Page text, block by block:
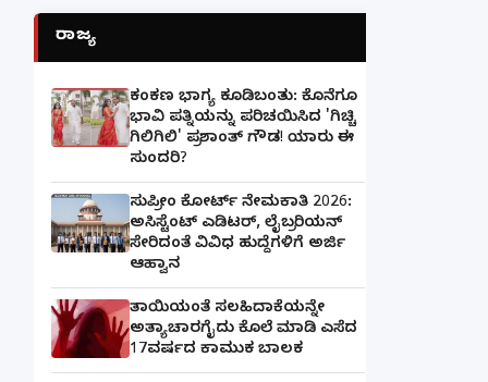
ರಾಜ್ಯ
ಕಂಕಣ ಭಾಗ್ಯ ಕೂಡಿಬಂತು: ಕೊನೆಗೂ
ಭಾವಿ ಪತ್ನಿಯನ್ನು ಪರಿಚಯಿಸಿದ 'ಗಿಚ್ಚಿ
ಗಿಲಿಗಿಲಿ' ಪ್ರಶಾಂತ್ ಗೌಡ! ಯಾರು ಈ
ಸುಂದರಿ?
ಸುಪ್ರೀಂ ಕೋರ್ಟ್ ನೇಮಕಾತಿ 2026:
ಅಸಿಸ್ಟೆಂಟ್ ಎಡಿಟರ್, ಲೈಬ್ರರಿಯನ್
ಸೇರಿದಂತೆ ವಿವಿಧ ಹುದ್ದೆಗಳಿಗೆ ಅರ್ಜಿ
ಆಹ್ವಾನ
ತಾಯಿಯಂತೆ ಸಲಹಿದಾಕೆಯನ್ನೇ
ಅತ್ಯಾಚಾರಗೈದು ಕೊಲೆ ಮಾಡಿ ಎಸೆದ
17ವರ್ಷದ ಕಾಮುಕ ಬಾಲಕ